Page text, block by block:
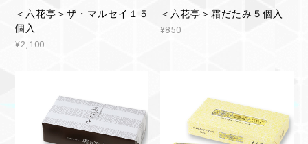
＜六花亭＞ザ・マルセイ１５
個入
¥2,100
＜六花亭＞霜だたみ５個入
¥850